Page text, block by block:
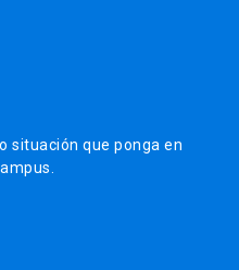
situación que ponga en